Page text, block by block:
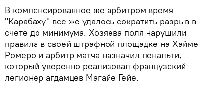
В компенсированное же арбитром время
"Карабаху" все же удалось сократить разрыв в
счете до минимума. Хозяева поля нарушили
правила в своей штрафной площадке на Хайме
Ромеро и арбитр матча назначил пенальти,
который уверенно реализовал французский
легионер агдамцев Магайе Гейе.